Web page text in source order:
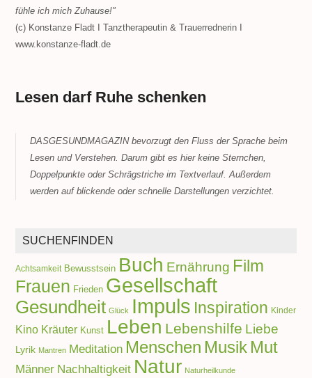
fühle ich mich Zuhause!"
(c) Konstanze Fladt I Tanztherapeutin & Trauerrednerin I
www.konstanze-fladt.de
Lesen darf Ruhe schenken
DASGESUNDMAGAZIN bevorzugt den Fluss der Sprache beim
Lesen und Verstehen. Darum gibt es hier keine Sternchen,
Doppelpunkte oder Schrägstriche im Textverlauf. Außerdem
werden auf blickende oder schnelle Darstellungen verzichtet.
SUCHENFINDEN
Achtsamkeit Bewusstsein Buch Ernährung Film
Frauen Frieden Gesellschaft
Gesundheit Glück Impuls Inspiration Kinder
Kino Kräuter Kunst Leben Lebenshilfe Liebe
Lyrik Mantren Meditation Menschen Musik Mut
Männer Nachhaltigkeit Natur Naturheilkunde